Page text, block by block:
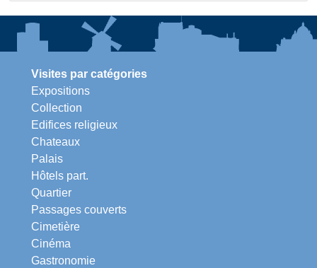
Visites par catégories
Expositions
Collection
Edifices religieux
Chateaux
Palais
Hôtels part.
Quartier
Passages couverts
Cimetière
Cinéma
Gastronomie